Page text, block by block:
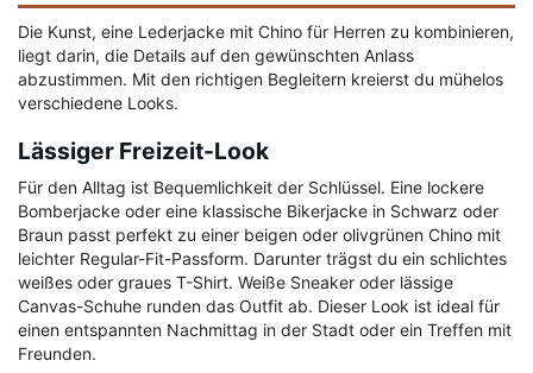
Die Kunst, eine Lederjacke mit Chino für Herren zu kombinieren,
liegt darin, die Details auf den gewünschten Anlass
abzustimmen. Mit den richtigen Begleitern kreierst du mühelos
verschiedene Looks.
Lässiger Freizeit-Look
Für den Alltag ist Bequemlichkeit der Schlüssel. Eine lockere
Bomberjacke oder eine klassische Bikerjacke in Schwarz oder
Braun passt perfekt zu einer beigen oder olivgrünen Chino mit
leichter Regular-Fit-Passform. Darunter trägst du ein schlichtes
weißes oder graues T-Shirt. Weiße Sneaker oder lässige
Canvas-Schuhe runden das Outfit ab. Dieser Look ist ideal für
einen entspannten Nachmittag in der Stadt oder ein Treffen mit
Freunden.